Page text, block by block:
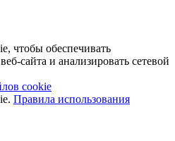
чтобы обеспечивать
сайта и анализировать сетевой
cookie
Правила использования